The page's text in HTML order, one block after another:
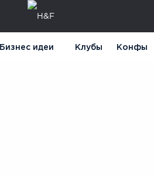
Бизнес идеи Клубы Конфы